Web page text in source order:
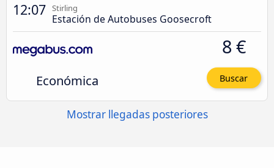
12:07 Stirling
Estación de Autobuses Goosecroft
Económica
8 €
Buscar
Mostrar llegadas posteriores